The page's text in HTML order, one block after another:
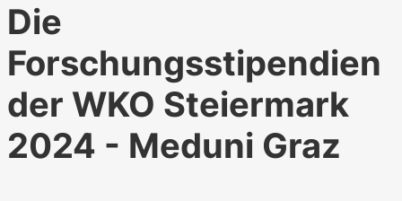
Die
Forschungsstipendien
der WKO Steiermark
2024 - Meduni Graz
WKO.tv KI (lokales LLM gemma-4-
26b-a4b-it, Blackwell)